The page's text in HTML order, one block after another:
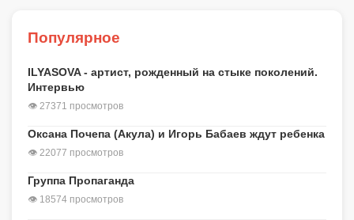
Популярное
ILYASOVA - артист, рожденный на стыке поколений.
Интервью
👁 27371 просмотров
Оксана Почепа (Акула) и Игорь Бабаев ждут ребенка
👁 22077 просмотров
Группа Пропаганда
👁 18574 просмотров